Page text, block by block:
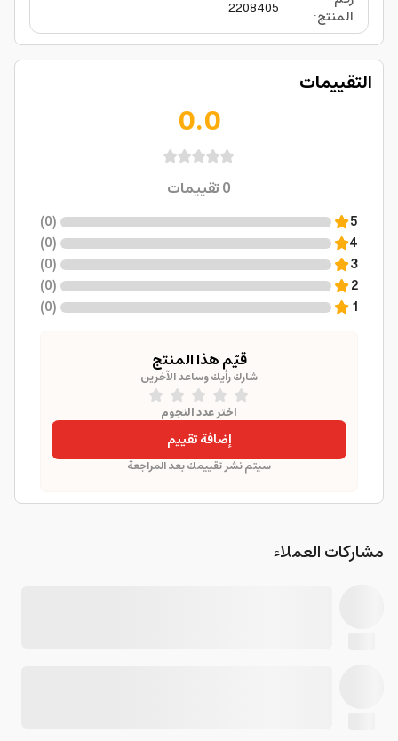
المنتج:
2208405
التقييمات
0.0
0تقييمات
5
(
0
)
4
(
0
)
3
(
0
)
2
(
0
)
1
(
0
)
قيّم هذا المنتج
شارك رأيك وساعد الآخرين
اختر عدد النجوم
إضافة تقييم
سيتم نشر تقييمك بعد المراجعة
مشاركات العملاء